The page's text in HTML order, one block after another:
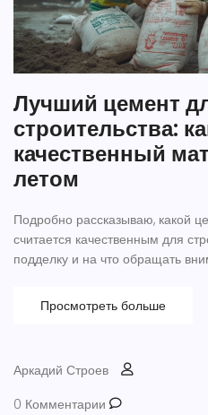
Лучший цемент
строительства:
качественный
летом
Подробно рассказываю, какой
считается качественным для
подделку и на что обращать
Просмотреть больше
Аркадий Строев
0 Комментарии